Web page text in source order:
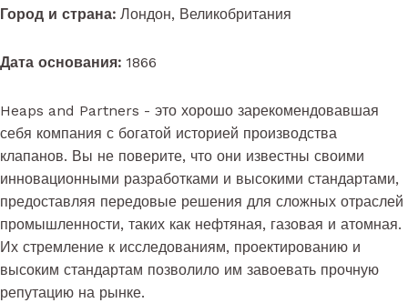
Город и страна: Лондон, Великобритания
Дата основания: 1866
Heaps and Partners - это хорошо зарекомендовавшая
себя компания с богатой историей производства
клапанов. Вы не поверите, что они известны своими
инновационными разработками и высокими стандартами,
предоставляя передовые решения для сложных отраслей
промышленности, таких как нефтяная, газовая и атомная.
Их стремление к исследованиям, проектированию и
высоким стандартам позволило им завоевать прочную
репутацию на рынке.